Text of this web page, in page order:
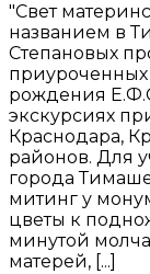
"Свет
названием в
Степановых
приуроченных
рождения
экскурсиях
Краснодара,
районов. Для
города
митинг у
цветы к
минутой
матерей, [...]